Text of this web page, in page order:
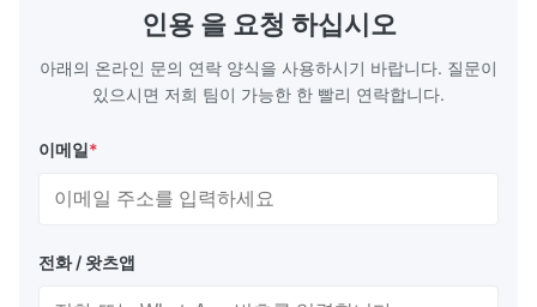
인용 을 요청 하십시오
아래의 온라인 문의 연락 양식을 사용하시기 바랍니다. 질문이
있으시면 저희 팀이 가능한 한 빨리 연락합니다.
이메일*
전화 / 왓츠앱